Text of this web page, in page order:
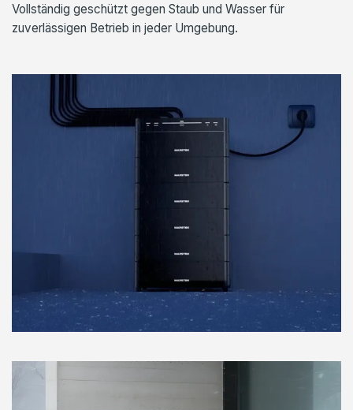
Vollständig geschützt gegen Staub und Wasser für
zuverlässigen Betrieb in jeder Umgebung.